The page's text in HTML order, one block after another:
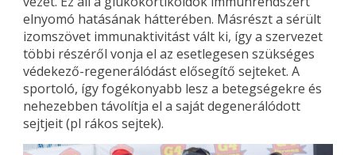
elnyomó hatásának hátterében. Másrészt a sérült
izomszövet immunaktivitást vált ki, így a szervezet
többi részéről vonja el az esetlegesen szükséges
védekező-regenerálódást elősegítő sejteket. A
sportoló, így fogékonyabb lesz a betegségekre és
nehezebben távolítja el a saját degenerálódott
sejtjeit (pl rákos sejtek).